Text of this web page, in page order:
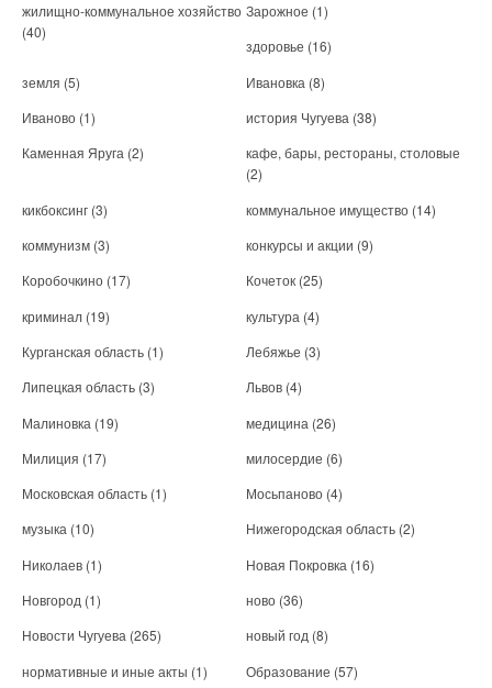
жилищно-коммунальное хозяйство
(40)
Зарожное (1)
здоровье (16)
земля (5) Ивановка (8)
Иваново (1) история Чугуева (38)
Каменная Яруга (2)
кафе, бары, рестораны, столовые
(2)
кикбоксинг (3) коммунальное имущество (14)
коммунизм (3) конкурсы и акции (9)
Коробочкино (17) Кочеток (25)
криминал (19) культура (4)
Курганская область (1) Лебяжье (3)
Липецкая область (3) Львов (4)
Малиновка (19) медицина (26)
Милиция (17) милосердие (6)
Московская область (1) Мосьпаново (4)
музыка (10) Нижегородская область (2)
Николаев (1) Новая Покровка (16)
Новгород (1) ново (36)
Новости Чугуева (265) новый год (8)
нормативные и иные акты (1) Образование (57)